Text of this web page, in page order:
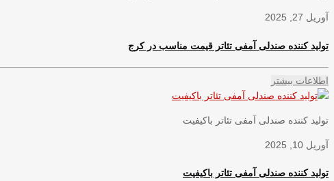
آوریل 27, 2025
تولید کننده صندلی آمفی تئاتر قیمت مناسب در کرج
اطلاعات بیشتر
تولید کننده صندلی آمفی تئاتر باکیفیت
آوریل 10, 2025
تولید کننده صندلی آمفی تئاتر باکیفیت